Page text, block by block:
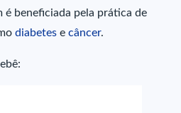
é beneficiada pela prática de
diabetes e câncer.